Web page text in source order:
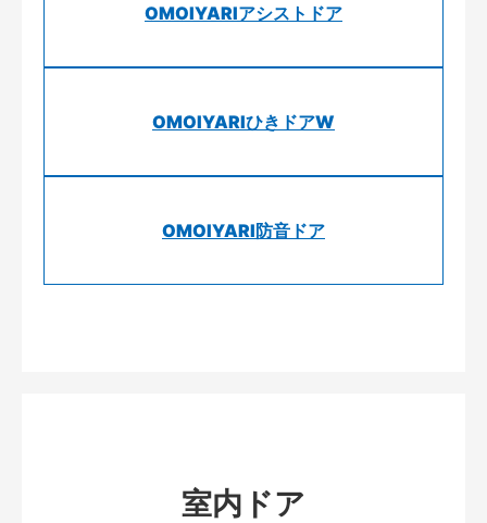
OMOIYARIアシストドア
OMOIYARIひきドアW
OMOIYARI防音ドア
室内ドア